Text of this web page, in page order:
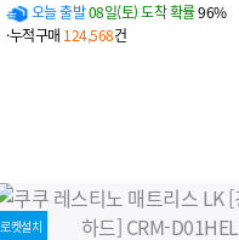
오늘 출발08일(토) 도착 확률96%
·누적구매 124,568건
로켓설치